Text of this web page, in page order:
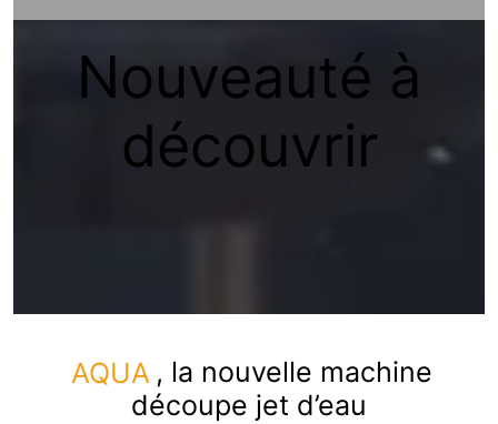
Nouveauté à
découvrir
AQUA , la nouvelle machine
découpe jet d’eau